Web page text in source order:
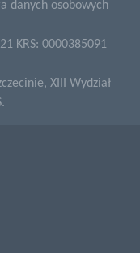
danych osobowych
KRS: 0000385091
XIII Wydział